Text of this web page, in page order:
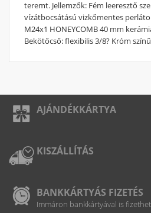
teremt. Jellemzők: Fém leeresztő
vízátbocsátású vizkőmentes
M24x1 HONEYCOMB 40 mm
Bekötőcső: flexibilis 3/8? Króm színű
AJÁNDÉKKÁRTYA
KISZÁLLÍTÁS
BANKKÁRTYÁS FIZETÉS
Immáron bankkártyával is